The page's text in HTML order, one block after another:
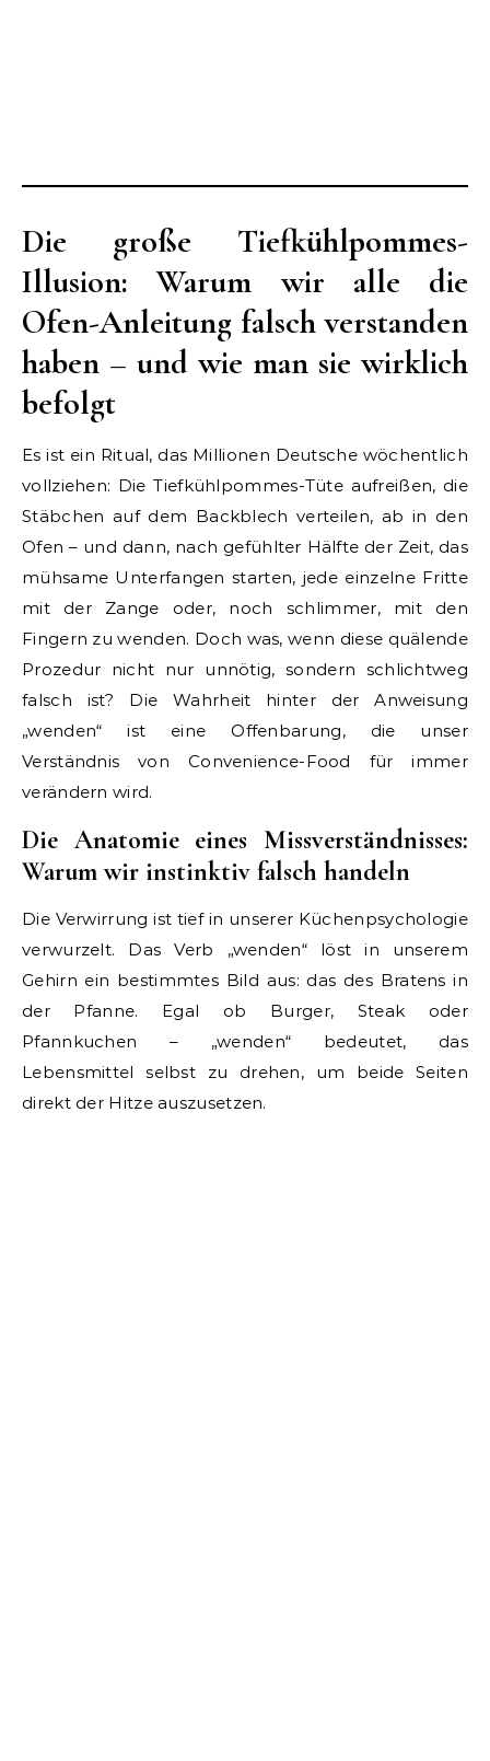
Die große Tiefkühlpommes-
Illusion: Warum wir alle die
Ofen-Anleitung falsch verstanden
haben – und wie man sie wirklich
befolgt
Es ist ein Ritual, das Millionen Deutsche wöchentlich
vollziehen: Die Tiefkühlpommes-Tüte aufreißen, die
Stäbchen auf dem Backblech verteilen, ab in den
Ofen – und dann, nach gefühlter Hälfte der Zeit, das
mühsame Unterfangen starten, jede einzelne Fritte
mit der Zange oder, noch schlimmer, mit den
Fingern zu wenden. Doch was, wenn diese quälende
Prozedur nicht nur unnötig, sondern schlichtweg
falsch ist? Die Wahrheit hinter der Anweisung
„wenden“ ist eine Offenbarung, die unser
Verständnis von Convenience-Food für immer
verändern wird.
Die Anatomie eines Missverständnisses:
Warum wir instinktiv falsch handeln
Die Verwirrung ist tief in unserer Küchenpsychologie
verwurzelt. Das Verb „wenden“ löst in unserem
Gehirn ein bestimmtes Bild aus: das des Bratens in
der Pfanne. Egal ob Burger, Steak oder
Pfannkuchen – „wenden“ bedeutet, das
Lebensmittel selbst zu drehen, um beide Seiten
direkt der Hitze auszusetzen.